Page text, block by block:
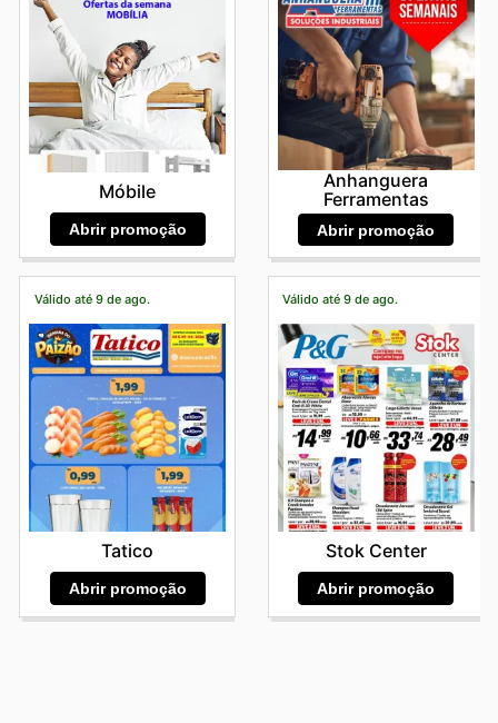
Móbile
Abrir promoção
Anhanguera
Ferramentas
Abrir promoção
Válido até 9 de ago.
Tatico
Abrir promoção
Válido até 9 de ago.
Stok Center
Abrir promoção